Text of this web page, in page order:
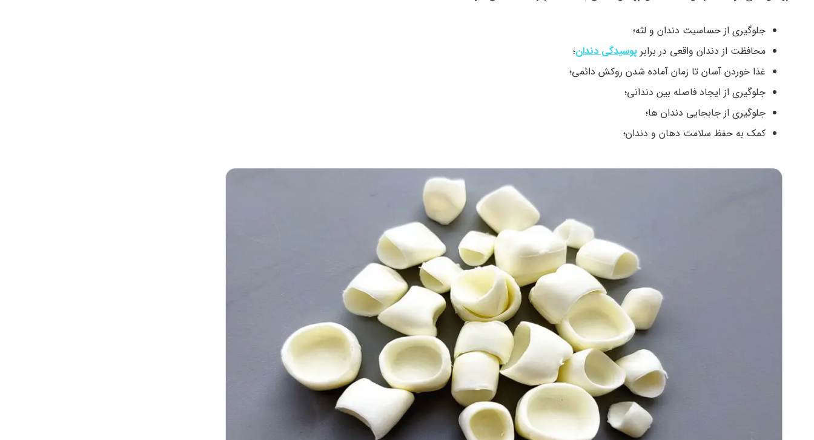
جلوگیری از حساسیت دندان و لثه؛
محافظت از دندان واقعی در برابر پوسیدگی دندان؛
غذا خوردن آسان تا زمان آماده شدن روکش دائمی؛
جلوگیری از ایجاد فاصله بین دندانی؛
جلوگیری از جابجایی دندان ها؛
کمک به حفظ سلامت دهان و دندان؛